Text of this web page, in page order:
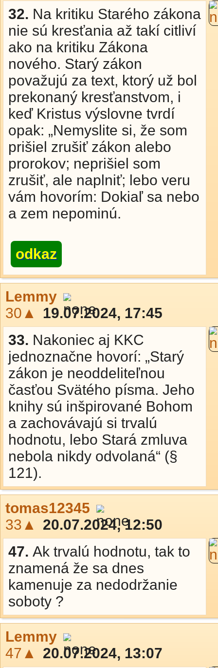
32. Na kritiku Starého zákona
nie sú kresťania až takí citliví
ako na kritiku Zákona
nového. Starý zákon
považujú za text, ktorý už bol
prekonaný kresťanstvom, i
keď Kristus výslovne tvrdí
opak: „Nemyslite si, že som
prišiel zrušiť zákon alebo
prorokov; neprišiel som
zrušiť, ale naplniť; lebo veru
vám hovorím: Dokiaľ sa nebo
a zem nepominú.
odkaz
Lemmy
30▲
19.07.2024, 17:45
33. Nakoniec aj KKC
jednoznačne hovorí: „Starý
zákon je neoddeliteľnou
časťou Svätého písma. Jeho
knihy sú inšpirované Bohom
a zachovávajú si trvalú
hodnotu, lebo Stará zmluva
nebola nikdy odvolaná“ (§
121).
tomas12345
33▲
20.07.2024, 12:50
47. Ak trvalú hodnotu, tak to
znamená že sa dnes
kamenuje za nedodržanie
soboty ?
Lemmy
47▲
20.07.2024, 13:07